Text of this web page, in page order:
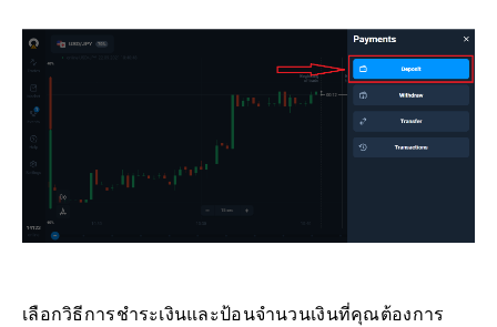
เลือกวิธีการชำระเงินและป้อนจำนวนเงินที่คุณต้องการ